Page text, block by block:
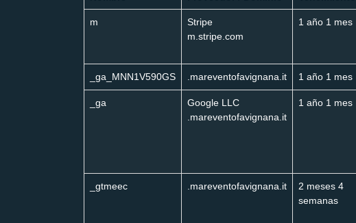
m
Stripe
m.stripe.com
1 año 1 mes
_ga_MNN1V590GS .mareventofavignana.it 1 año 1 mes
_ga
Google LLC
.mareventofavignana.it
1 año 1 mes
_gtmeec .mareventofavignana.it
2 meses 4
semanas